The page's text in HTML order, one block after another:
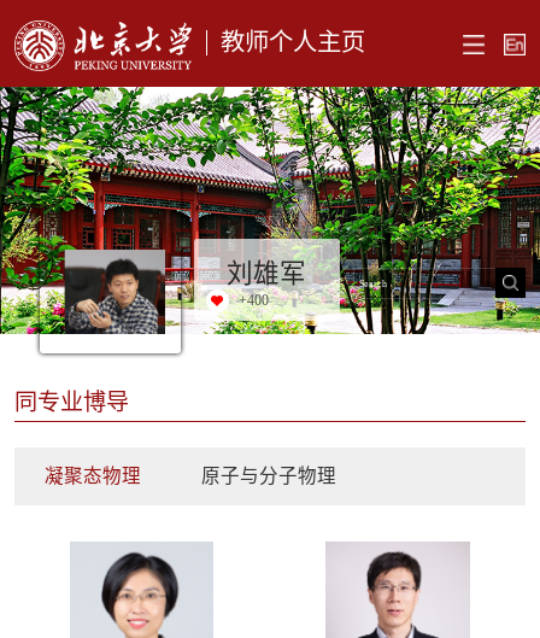
教师个人主页
刘雄军
+400
同专业博导
凝聚态物理 原子与分子物理